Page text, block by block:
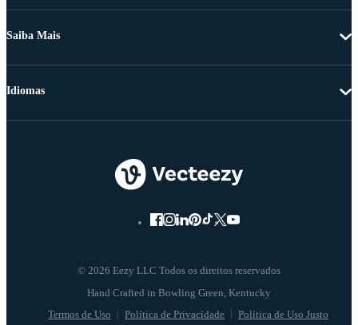
Saiba Mais
© 2026 Eezy LLC Todos os direitos reservados
Termos de Uso Política de Privacidade Política de Uso Justo
Idiomas